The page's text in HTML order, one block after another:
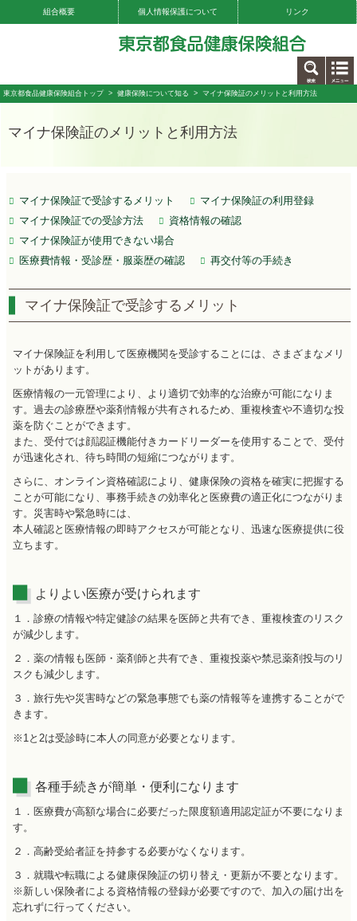
組合概要 個人情報保護について リンク
東京都食品健康保険組合トップ> 健康保険について知る > マイナ保険証のメリットと利用方法
マイナ保険証のメリットと利用方法
マイナ保険証で受診するメリット
マイナ保険証の利用登録
マイナ保険証での受診方法
資格情報の確認
マイナ保険証が使用できない場合
医療費情報・受診歴・服薬歴の確認
再交付等の手続き
マイナ保険証で受診するメリット
マイナ保険証を利用して医療機関を受診することには、さまざまなメリ
ットがあります。
医療情報の一元管理により、より適切で効率的な治療が可能になりま
す。過去の診療歴や薬剤情報が共有されるため、重複検査や不適切な投
薬を防ぐことができます。
また、受付では顔認証機能付きカードリーダーを使用することで、受付
が迅速化され、待ち時間の短縮につながります。
さらに、オンライン資格確認により、健康保険の資格を確実に把握する
ことが可能になり、事務手続きの効率化と医療費の適正化につながりま
す。災害時や緊急時には、
本人確認と医療情報の即時アクセスが可能となり、迅速な医療提供に役
立ちます。
よりよい医療が受けられます
１．診療の情報や特定健診の結果を医師と共有でき、重複検査のリスク
が減少します。
２．薬の情報も医師・薬剤師と共有でき、重複投薬や禁忌薬剤投与のリ
スクも減少します。
３．旅行先や災害時などの緊急事態でも薬の情報等を連携することがで
きます。
※1と2は受診時に本人の同意が必要となります。
各種手続きが簡単・便利になります
１．医療費が高額な場合に必要だった限度額適用認定証が不要になりま
す。
２．高齢受給者証を持参する必要がなくなります。
３．就職や転職による健康保険証の切り替え・更新が不要となります。
※新しい保険者による資格情報の登録が必要ですので、加入の届け出を
忘れずに行ってください。